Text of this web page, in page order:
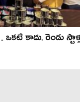
కాదు, రెండు